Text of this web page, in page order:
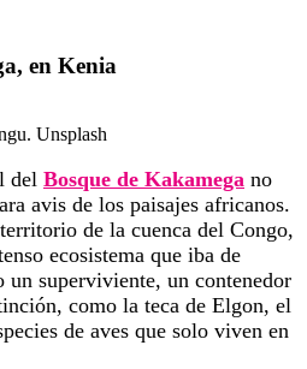
en Kenia
Unsplash
del Bosque de Kakamega no
avis de los paisajes africanos.
de la cuenca del Congo,
ecosistema que iba de
un superviviente, un contenedor
como la teca de Elgon, el
de aves que solo viven en